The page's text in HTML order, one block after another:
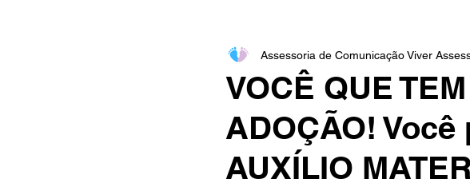
Dia do Advogado Mãe Advogada
Outubro Rosa Novembro Roxo
VOCÊ QUE
ADOÇÃO!
AUXÍLIO
Assessoria de Comunicação Viver